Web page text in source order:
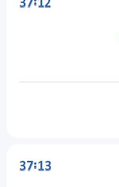
37:12
37:13